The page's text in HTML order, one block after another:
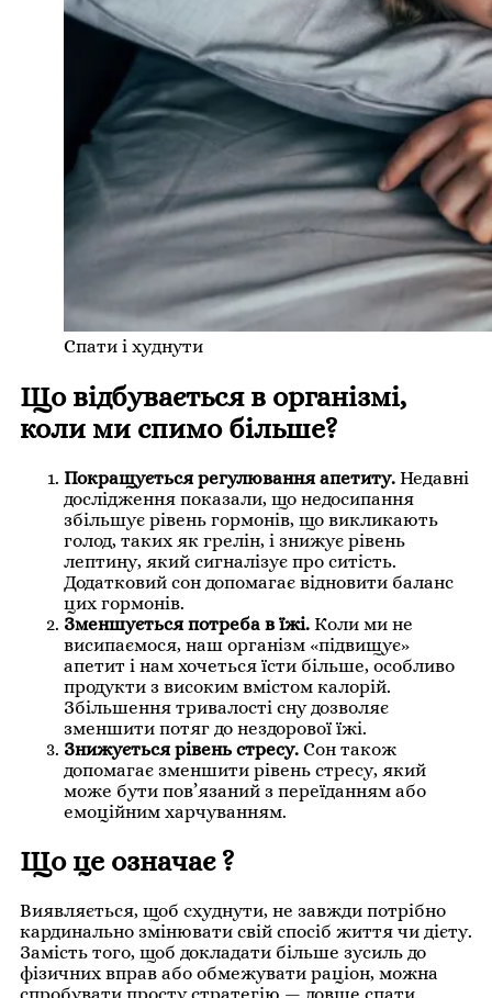
Спати і худнути
Що відбувається в організмі,
коли ми спимо більше?
Покращується регулювання апетиту. Недавні
дослідження показали, що недосипання
збільшує рівень гормонів, що викликають
голод, таких як грелін, і знижує рівень
лептину, який сигналізує про ситість.
Додатковий сон допомагає відновити баланс
цих гормонів.
Зменшується потреба в їжі. Коли ми не
висипаємося, наш організм «підвищує»
апетит і нам хочеться їсти більше, особливо
продукти з високим вмістом калорій.
Збільшення тривалості сну дозволяє
зменшити потяг до нездорової їжі.
Знижується рівень стресу. Сон також
допомагає зменшити рівень стресу, який
може бути пов’язаний з переїданням або
емоційним харчуванням.
Що це означає ?
Виявляється, щоб схуднути, не завжди потрібно
кардинально змінювати свій спосіб життя чи дієту.
Замість того, щоб докладати більше зусиль до
фізичних вправ або обмежувати раціон, можна